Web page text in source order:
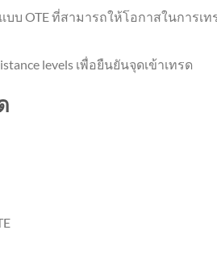
บบ OTE ที่สามารถให้โอกาสในการเท
levels เพื่อยืนยันจุดเข้าเทรด